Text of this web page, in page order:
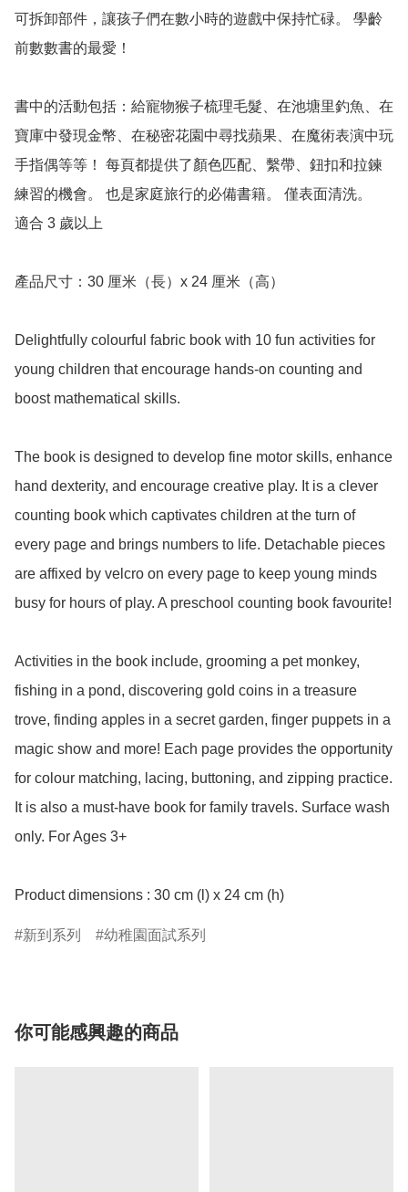
可拆卸部件，讓孩子們在數小時的遊戲中保持忙碌。 學齡
前數數書的最愛！
書中的活動包括：給寵物猴子梳理毛髮、在池塘里釣魚、在
寶庫中發現金幣、在秘密花園中尋找蘋果、在魔術表演中玩
手指偶等等！ 每頁都提供了顏色匹配、繫帶、鈕扣和拉鍊
練習的機會。 也是家庭旅行的必備書籍。 僅表面清洗。
適合 3 歲以上
產品尺寸：30 厘米（長）x 24 厘米（高）
Delightfully colourful fabric book with 10 fun activities for
young children that encourage hands-on counting and
boost mathematical skills.
The book is designed to develop fine motor skills, enhance
hand dexterity, and encourage creative play. It is a clever
counting book which captivates children at the turn of
every page and brings numbers to life. Detachable pieces
are affixed by velcro on every page to keep young minds
busy for hours of play. A preschool counting book favourite!
Activities in the book include, grooming a pet monkey,
fishing in a pond, discovering gold coins in a treasure
trove, finding apples in a secret garden, finger puppets in a
magic show and more! Each page provides the opportunity
for colour matching, lacing, buttoning, and zipping practice.
It is also a must-have book for family travels. Surface wash
only. For Ages 3+
新到系列 幼稚園面試系列
你可能感興趣的商品